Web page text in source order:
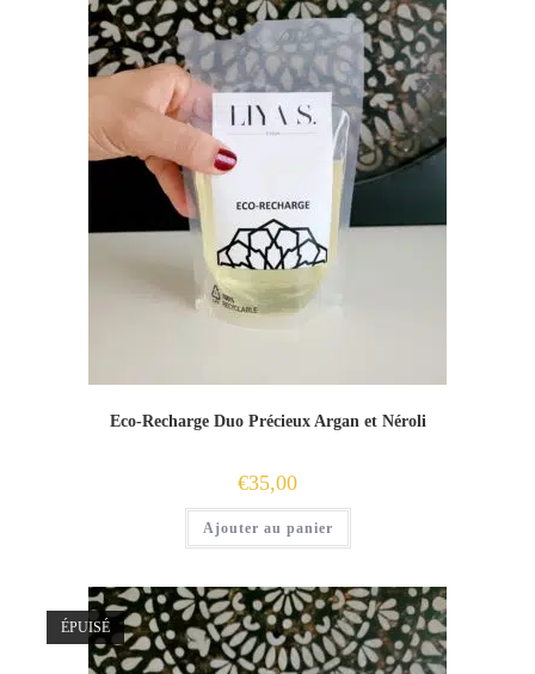
Eco-Recharge Duo Précieux Argan et Néroli
€35,00
Ajouter au panier
ÉPUISÉ